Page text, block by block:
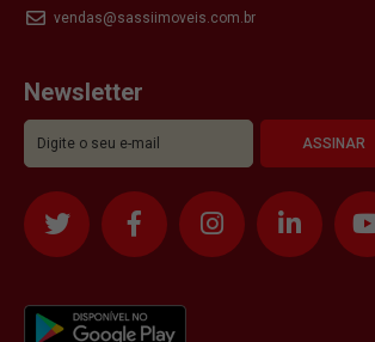
vendas@sassiimoveis.com.br
Newsletter